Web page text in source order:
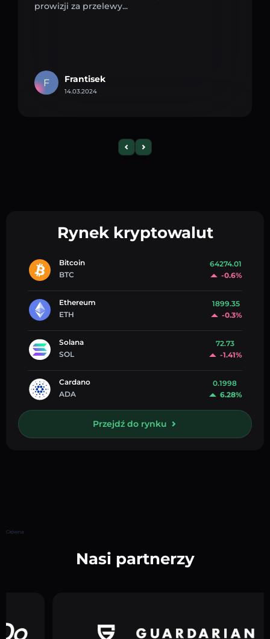
prowizji za przelewy...
F Frantisek
14.03.2024
Rynek kryptowalut
Bitcoin
BTC
64274.01
-0.6%
Ethereum
ETH
1899.35
-0.3%
Solana
SOL
72.73
-1.41%
Cardano
ADA
0.1998
6.28%
Przejdź do rynku
Główna
Nasi partnerzy